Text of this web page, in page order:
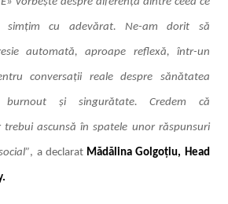
simțim cu adevărat. Ne-am dorit să
automată, aproape reflexă, într-un
conversații reale despre sănătatea
burnout și singurătate. Credem că
ascunsă în spatele unor răspunsuri
, a declarat Mădălina Golgoțiu, Head